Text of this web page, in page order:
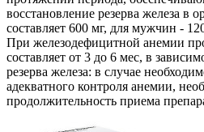
восстановление резерва железа в
составляет 600 мг, для мужчин -
При железодефицитной анемии
составляет от 3 до 6 мес, в
резерва железа: в случае
адекватного контроля анемии,
продолжительность приема